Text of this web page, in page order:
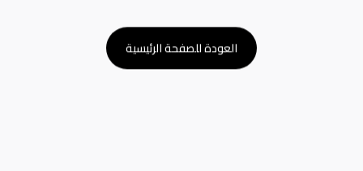
العودة للصفحة الرئيسية